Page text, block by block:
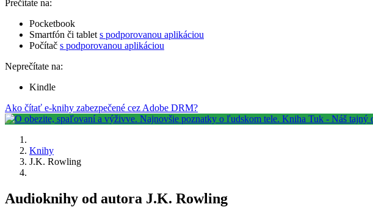
Prečítate na:
Pocketbook
Smartfón či tablet s podporovanou aplikáciou
Počítač s podporovanou aplikáciou
Neprečítate na:
Kindle
Ako čítať e-knihy zabezpečené cez Adobe DRM?
Knihy
J.K. Rowling
Audioknihy od autora J.K. Rowling